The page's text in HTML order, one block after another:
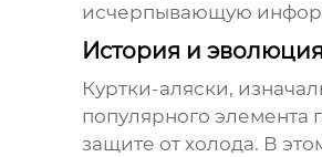
исчерпывающую
История и
Куртки-аляски,
популярного элемента
защите от холода. В